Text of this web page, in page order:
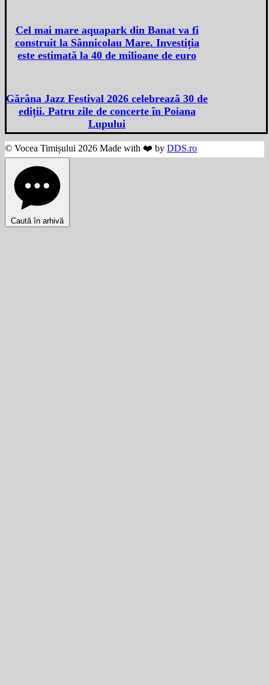
Cel mai mare aquapark din Banat va fi
construit la Sânnicolau Mare. Investiția
este estimată la 40 de milioane de euro
Gărâna Jazz Festival 2026 celebrează 30 de
ediții. Patru zile de concerte în Poiana
Lupului
© Vocea Timișului 2026 Made with ❤️ by DDS.ro
Caută în arhivă